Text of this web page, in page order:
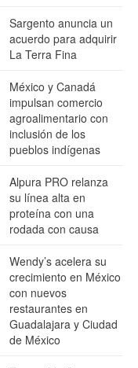
Sargento anuncia un
acuerdo para adquirir
La Terra Fina
México y Canadá
impulsan comercio
agroalimentario con
inclusión de los
pueblos indígenas
Alpura PRO relanza
su línea alta en
proteína con una
rodada con causa
Wendy’s acelera su
crecimiento en México
con nuevos
restaurantes en
Guadalajara y Ciudad
de México